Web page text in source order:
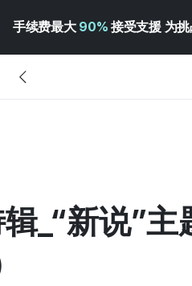
手续费最大 90% 接受支援 为
_“新说”